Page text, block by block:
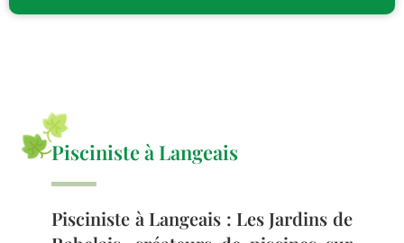
Pisciniste à Langeais
Pisciniste à Langeais : Les Jardins de